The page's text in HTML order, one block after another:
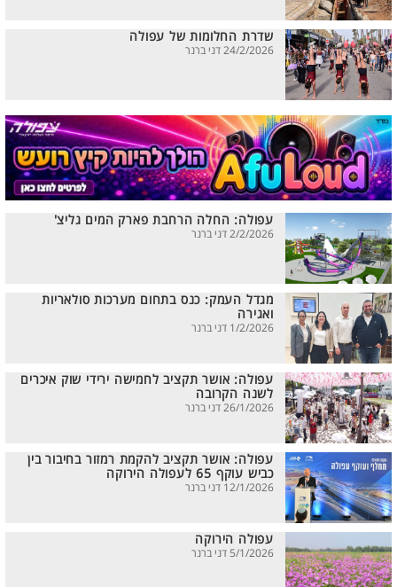
שדרת החלומות של עפולה
24/2/2026 דני ברנר
עפולה: החלה הרחבת פארק המים גליצ'
2/2/2026 דני ברנר
מגדל העמק: כנס בתחום מערכות סולאריות
ואגירה
1/2/2026 דני ברנר
עפולה: אושר תקציב לחמישה ירידי שוק איכרים
לשנה הקרובה
26/1/2026 דני ברנר
עפולה: אושר תקציב להקמת רמזור בחיבור בין
כביש עוקף 65 לעפולה הירוקה
12/1/2026 דני ברנר
עפולה הירוקה
5/1/2026 דני ברנר